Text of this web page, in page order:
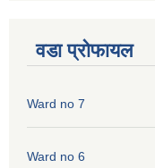
वडा प्रोफायल
Ward no 7
Ward no 6